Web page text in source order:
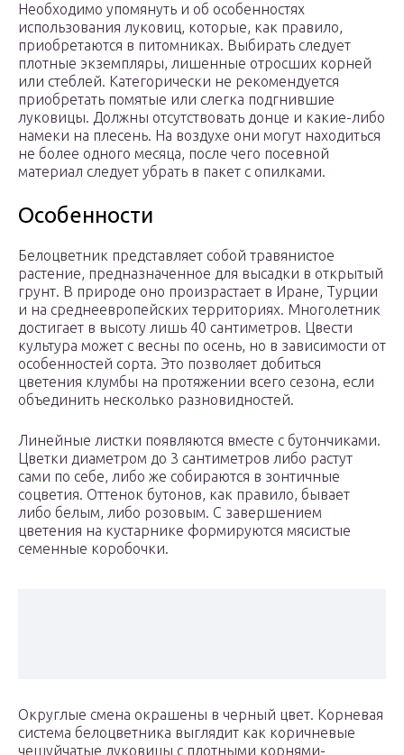
Необходимо упомянуть и об особенностях
использования луковиц, которые, как правило,
приобретаются в питомниках. Выбирать следует
плотные экземпляры, лишенные отросших корней
или стеблей. Категорически не рекомендуется
приобретать помятые или слегка подгнившие
луковицы. Должны отсутствовать донце и какие-либо
намеки на плесень. На воздухе они могут находиться
не более одного месяца, после чего посевной
материал следует убрать в пакет с опилками.
Особенности
Белоцветник представляет собой травянистое
растение, предназначенное для высадки в открытый
грунт. В природе оно произрастает в Иране, Турции
и на среднеевропейских территориях. Многолетник
достигает в высоту лишь 40 сантиметров. Цвести
культура может с весны по осень, но в зависимости от
особенностей сорта. Это позволяет добиться
цветения клумбы на протяжении всего сезона, если
объединить несколько разновидностей.
Линейные листки появляются вместе с бутончиками.
Цветки диаметром до 3 сантиметров либо растут
сами по себе, либо же собираются в зонтичные
соцветия. Оттенок бутонов, как правило, бывает
либо белым, либо розовым. С завершением
цветения на кустарнике формируются мясистые
семенные коробочки.
Округлые смена окрашены в черный цвет. Корневая
система белоцветника выглядит как коричневые
чешуйчатые луковицы с плотными корнями-